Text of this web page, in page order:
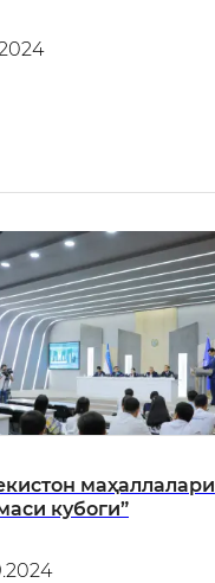
маҳаллалари
кубоги”